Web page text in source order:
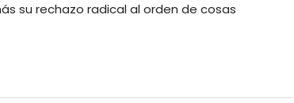
su rechazo radical al orden de cosas